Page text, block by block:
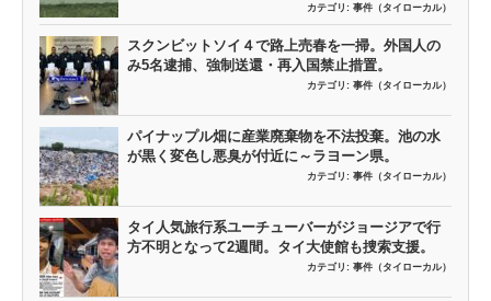
カテゴリ: 事件（タイローカル）
スクンビットソイ４で路上売春を一掃。外国人の
み5名逮捕、強制送還・再入国禁止措置。
カテゴリ: 事件（タイローカル）
パイナップル畑に産業廃棄物を不法投棄。池の水
が黒く変色し悪臭が付近に～ラヨーン県。
カテゴリ: 事件（タイローカル）
タイ人気旅行系ユーチューバーがジョージアで行
方不明となって2週間。タイ大使館も捜索支援。
カテゴリ: 事件（タイローカル）